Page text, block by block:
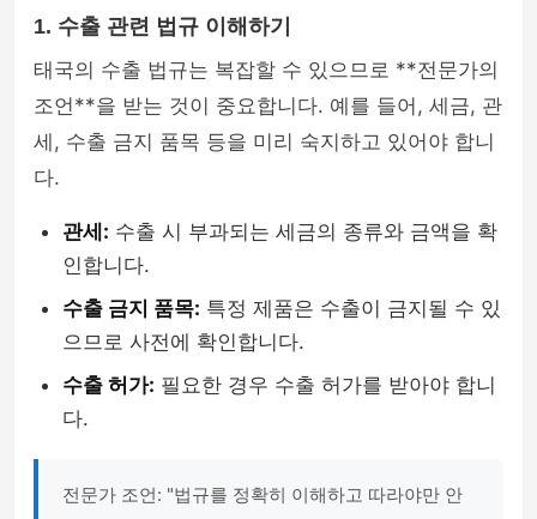
1. 수출 관련 법규 이해하기
태국의 수출 법규는 복잡할 수 있으므로 **전문가의
조언**을 받는 것이 중요합니다. 예를 들어, 세금, 관
세, 수출 금지 품목 등을 미리 숙지하고 있어야 합니
다.
관세: 수출 시 부과되는 세금의 종류와 금액을 확
인합니다.
수출 금지 품목: 특정 제품은 수출이 금지될 수 있
으므로 사전에 확인합니다.
수출 허가: 필요한 경우 수출 허가를 받아야 합니
다.
전문가 조언: "법규를 정확히 이해하고 따라야만 안